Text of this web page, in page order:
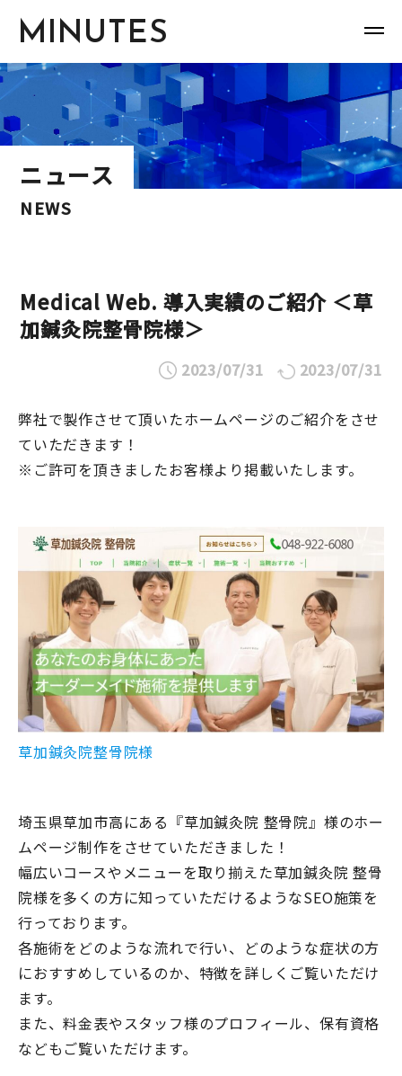
MINUTES
ニュース
NEWS
Medical Web. 導入実績のご紹介 ＜草
加鍼灸院整骨院様＞
2023/07/31 2023/07/31
弊社で製作させて頂いたホームページのご紹介をさせ
ていただきます！
※ご許可を頂きましたお客様より掲載いたします。
草加鍼灸院整骨院様
埼玉県草加市高にある『草加鍼灸院 整骨院』様のホー
ムページ制作をさせていただきました！
幅広いコースやメニューを取り揃えた草加鍼灸院 整骨
院様を多くの方に知っていただけるようなSEO施策を
行っております。
各施術をどのような流れで行い、どのような症状の方
におすすめしているのか、特徴を詳しくご覧いただけ
ます。
また、料金表やスタッフ様のプロフィール、保有資格
などもご覧いただけます。